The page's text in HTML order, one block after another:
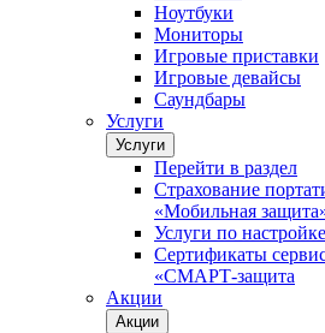
Ноутбуки
Мониторы
Игровые приставки
Игровые девайсы
Саундбары
Услуги
Услуги
Перейти в раздел
Страхование
«Мобильная
Услуги по настройке
Сертификаты
«СМАРТ-защита
Акции
Акции